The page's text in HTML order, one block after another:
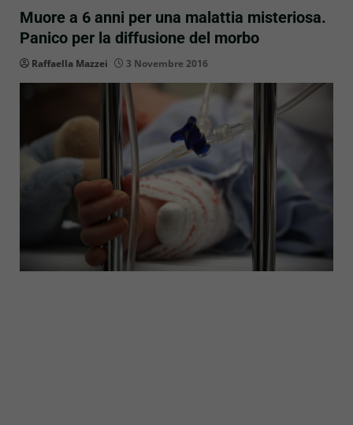
Muore a 6 anni per una malattia misteriosa.
Panico per la diffusione del morbo
Raffaella Mazzei 3 Novembre 2016